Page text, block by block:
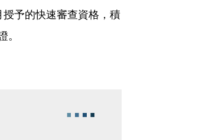
予的快速審查資格，積